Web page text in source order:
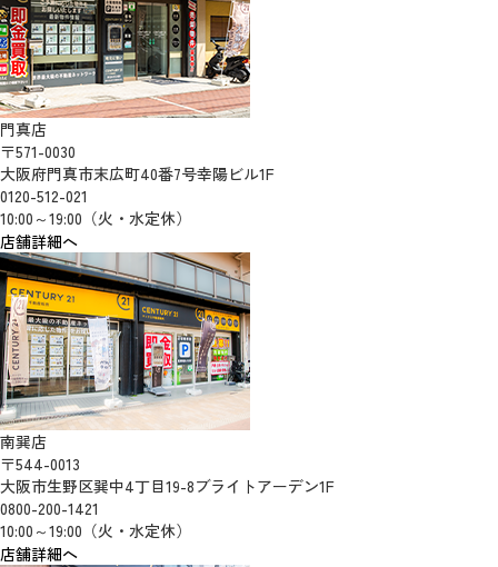
門真店
〒571-0030
大阪府門真市末広町40番7号幸陽ビル1F
0120-512-021
10:00～19:00（火・水定休）
店舗詳細へ
南巽店
〒544-0013
大阪市生野区巽中4丁目19-8ブライトアーデン1F
0800-200-1421
10:00～19:00（火・水定休）
店舗詳細へ